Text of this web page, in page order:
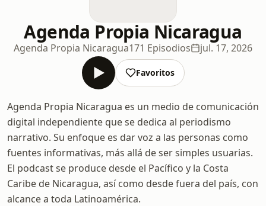
Agenda Propia Nicaragua
Agenda Propia Nicaragua171 Episodios jul. 17, 2026
Favoritos
Agenda Propia Nicaragua es un medio de comunicación
digital independiente que se dedica al periodismo
narrativo. Su enfoque es dar voz a las personas como
fuentes informativas, más allá de ser simples usuarias.
El podcast se produce desde el Pacífico y la Costa
Caribe de Nicaragua, así como desde fuera del país, con
alcance a toda Latinoamérica.